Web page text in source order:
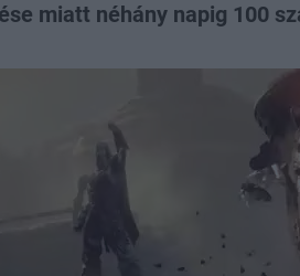
miatt néhány napig 100